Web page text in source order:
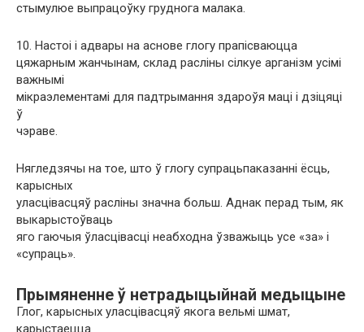
стымулюе выпрацоўку груднога малака.
10. Настоі і адвары на аснове глогу прапісваюцца
цяжарным жанчынам, склад расліны сілкуе арганізм усімі
важнымі
мікраэлементамі для падтрымання здароўя маці і дзіцяці
ў
чэраве.
Нягледзячы на ​​тое, што ў глогу супрацьпаказанні ёсць,
карысных
уласцівасцяў расліны значна больш. Аднак перад тым, як
выкарыстоўваць
яго гаючыя ўласцівасці неабходна ўзважыць усе «за» і
«супраць».
Прымяненне ў нетрадыцыйнай медыцыне
Глог, карысных уласцівасцяў якога вельмі шмат,
карыстаецца